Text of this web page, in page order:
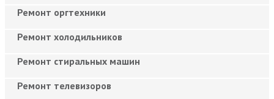
Ремонт оргтехники
Ремонт холодильников
Ремонт стиральных машин
Ремонт телевизоров